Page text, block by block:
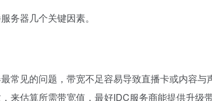
务器几个关键因素。
常见的问题，带宽不足容易导致直播卡或内容
来估算所需带宽值，最好IDC服务商能提供升